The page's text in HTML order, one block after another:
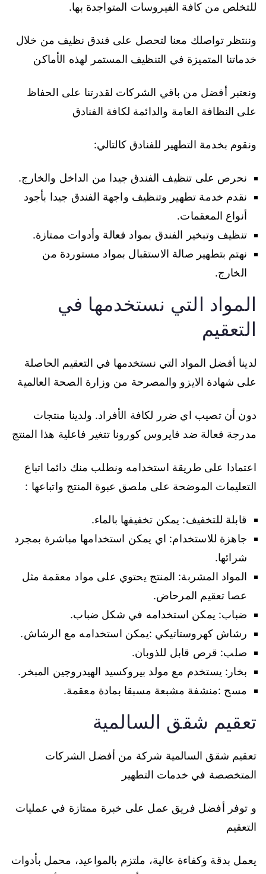
للتخلص من كافة الفيروسات المتواجدة بها.
وننتظر تواصلك معنا لتحصل على فندق نظيف من خلال
خدماتنا المتميزة في التنظيف المستمر لهذه الأماكن
ونعتبر أفضل من باقي الشركات لقدرتنا على الحفاظ
على النظافة العامة والدائمة لكافة الفنادق
ونقوم بخدمة التطهير للفنادق كالتالي:
نحرص على تنظيف الفندق جيدا من الداخل والخارج.
نقدم خدمة تطهير وتنظيف واجهة الفندق جيدا بأجود
أنواع المعقمات.
تنظيف وتبخير الفندق بمواد فعالة وأدوات ممتازة.
نهتم بتطهير صالة الاستقبال بمواد مستوردة من
الخارج.
المواد التي نستخدمها في
التعقيم
لدينا أفضل المواد التي نستخدمها في التعقيم الحاصلة
على شهادة الايزو والمصرحة من وزارة الصحة العالمية
دون أن تصيب اي ضرر لكافة الأفراد. ولدينا منتجات
مدرجة فعالة ضد فايروس كورونا تتغير فاعلية هذا المنتج
اعتمادا على طريقة استخدامه ونطلب منك دائما اتباع
التعليمات الموضحة على ملصق عبوة المنتج واتباعها :
قابلة للتخفيف: يمكن تخفيفها بالماء.
جاهزة للاستخدام: اي يمكن استخدامها مباشرة بمجرد
شرائها.
المواد المشربة: المنتج يحتوي على مواد معقمة مثل
عصا تعقيم المرحاض.
ضباب: يمكن استخدامه في شكل ضباب.
رشاش كهروستاتيكي :يمكن استخدامه مع الرشاش.
صلب: قرص قابل للذوبان.
بخار: يستخدم مع مولد بيروكسيد الهيدروجين المبخر.
مسح :منشفة مشبعة مسبقا بمادة معقمة.
تعقيم شقق السالمية
تعقيم شقق السالمية شركة من أفضل الشركات
المتخصصة في خدمات التطهير
و توفر أفضل فريق عمل على خبرة ممتازة في عمليات
التعقيم
يعمل بدقة وكفاءة عالية، ملتزم بالمواعيد، محمل بأدوات